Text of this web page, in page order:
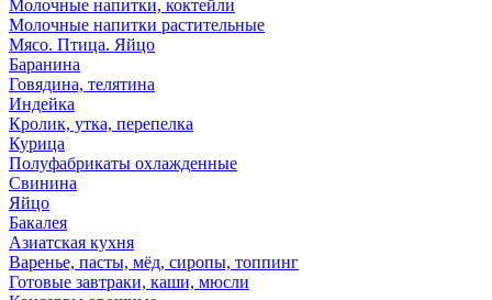
Молочные напитки, коктейли
Молочные напитки растительные
Мясо. Птица. Яйцо
Баранина
Говядина, телятина
Индейка
Кролик, утка, перепелка
Курица
Полуфабрикаты охлажденные
Свинина
Яйцо
Бакалея
Азиатская кухня
Варенье, пасты, мёд, сиропы, топпинг
Готовые завтраки, каши, мюсли